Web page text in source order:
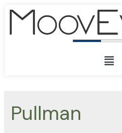
Pullman